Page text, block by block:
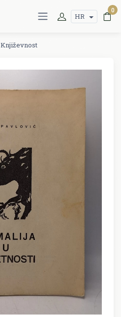
HR
0
Književnost